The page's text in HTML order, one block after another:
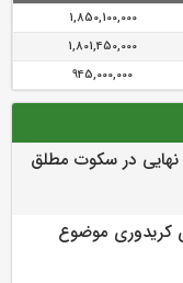
1,850,100,000
1,801,450,000
945,000,000
نهایی در سکوت مطلق
کریدوری موضوع